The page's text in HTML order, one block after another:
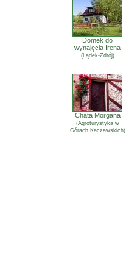
Domek do
wynajęcia Irena
(Lądek-Zdrój)
Chata Morgana
(Agroturystyka w
Górach Kaczawskich)